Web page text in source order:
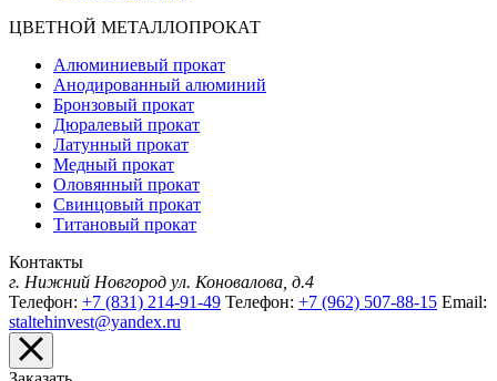
ЦВЕТНОЙ МЕТАЛЛОПРОКАТ
Алюминиевый прокат
Анодированный алюминий
Бронзовый прокат
Дюралевый прокат
Латунный прокат
Медный прокат
Оловянный прокат
Свинцовый прокат
Титановый прокат
Контакты
г. Нижний Новгород ул. Коновалова, д.4
Телефон: +7 (831) 214-91-49 Телефон: +7 (962) 507-88-15 Email:
staltehinvest@yandex.ru